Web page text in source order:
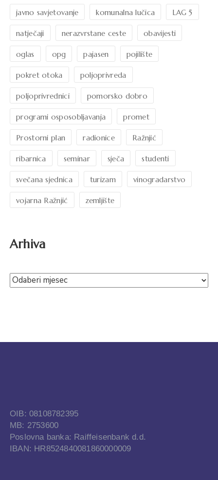
javno savjetovanje komunalna lučica LAG 5
natječaji nerazvrstane ceste obavijesti
oglas opg pajasen pojilište
pokret otoka poljoprivreda
poljoprivrednici pomorsko dobro
programi osposobljavanja promet
Prostorni plan radionice Ražnjić
ribarnica seminar sječa studenti
svečana sjednica turizam vinogradarstvo
vojarna Ražnjić zemljište
Arhiva
OIB: 08108782395
MB: 2753600
Poslovna banka: Raiffeisenbank d.d.
IBAN: HR8524840081860000009